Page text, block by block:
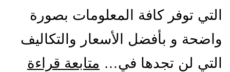
التي توفر كافة المعلومات بصورة
واضحة و بأفضل الأسعار والتكاليف
التي لن تجدها في… متابعة قراءة